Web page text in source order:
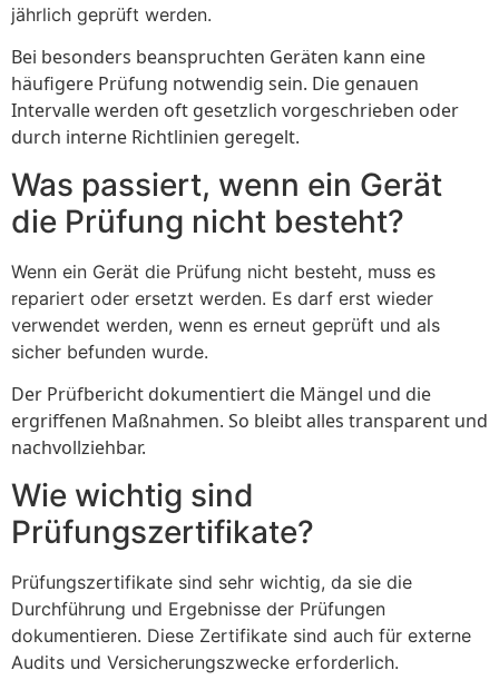
jährlich geprüft werden.
Bei besonders beanspruchten Geräten kann eine
häufigere Prüfung notwendig sein. Die genauen
Intervalle werden oft gesetzlich vorgeschrieben oder
durch interne Richtlinien geregelt.
Was passiert, wenn ein Gerät
die Prüfung nicht besteht?
Wenn ein Gerät die Prüfung nicht besteht, muss es
repariert oder ersetzt werden. Es darf erst wieder
verwendet werden, wenn es erneut geprüft und als
sicher befunden wurde.
Der Prüfbericht dokumentiert die Mängel und die
ergriffenen Maßnahmen. So bleibt alles transparent und
nachvollziehbar.
Wie wichtig sind
Prüfungszertifikate?
Prüfungszertifikate sind sehr wichtig, da sie die
Durchführung und Ergebnisse der Prüfungen
dokumentieren. Diese Zertifikate sind auch für externe
Audits und Versicherungszwecke erforderlich.